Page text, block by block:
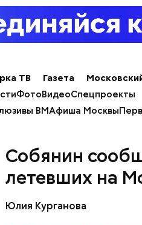
ТВ Газета
ФотоВидеоСпецпроекты
ВМАфиша Москвы
Собянин
летевших на
Юлия Курганова